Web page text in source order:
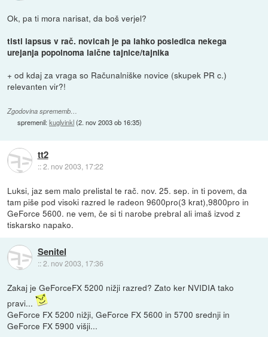
Ok, pa ti mora narisat, da boš verjel?
tisti lapsus v rač. novicah je pa lahko posledica nekega
urejanja popolnoma laične tajnice/tajnika
+ od kdaj za vraga so Računalniške novice (skupek PR c.)
relevanten vir?!
Zgodovina sprememb…
spremenil:kuglvinkl(2. nov 2003 ob 16:35)
tt2
::2. nov 2003, 17:22
Luksi, jaz sem malo prelistal te rač. nov. 25. sep. in ti povem, da
tam piše pod visoki razred le radeon 9600pro(3 krat),9800pro in
GeForce 5600. ne vem, če si ti narobe prebral ali imaš izvod z
tiskarsko napako.
Senitel
::2. nov 2003, 17:36
Zakaj je GeForceFX 5200 nižji razred? Zato ker NVIDIA tako
pravi...
GeForce FX 5200 nižji, GeForce FX 5600 in 5700 srednji in
GeForce FX 5900 višji...